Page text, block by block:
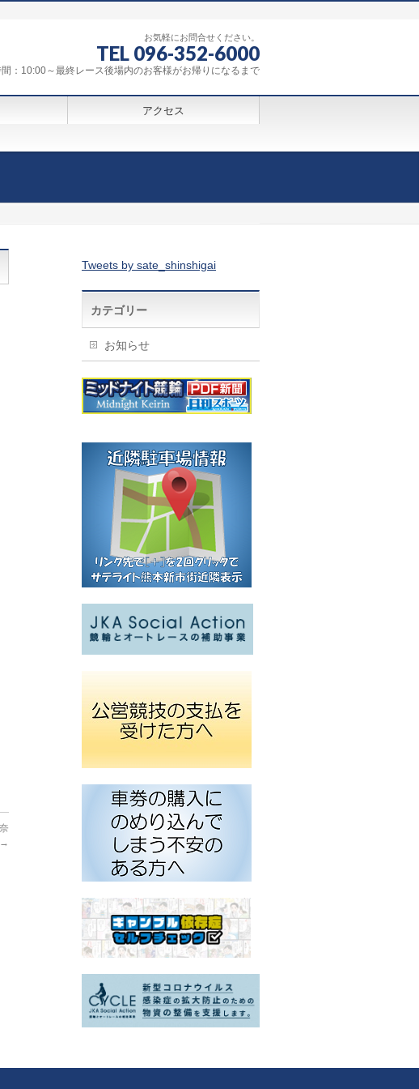
お気軽にお問合せください。
TEL 096-352-6000
：10:00～最終レース後場内のお客様がお帰りになるまで
アクセス
→
Tweets by sate_shinshigai
カテゴリー
お知らせ